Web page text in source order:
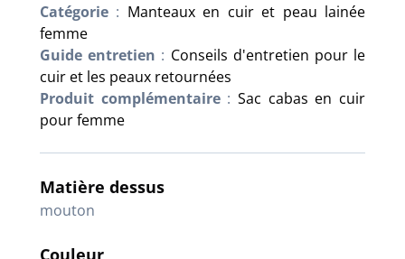
Catégorie : Manteaux en cuir et peau lainée
femme
Guide entretien : Conseils d'entretien pour le
cuir et les peaux retournées
Produit complémentaire:Sac cabas en cuir
pour femme
Matière dessus
mouton
Couleur